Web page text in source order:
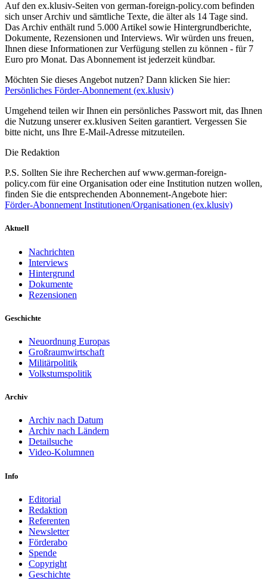
Auf den ex.klusiv-Seiten von german-foreign-policy.com befinden
sich unser Archiv und sämtliche Texte, die älter als 14 Tage sind.
Das Archiv enthält rund 5.000 Artikel sowie Hintergrundberichte,
Dokumente, Rezensionen und Interviews. Wir würden uns freuen,
Ihnen diese Informationen zur Verfügung stellen zu können - für 7
Euro pro Monat. Das Abonnement ist jederzeit kündbar.
Möchten Sie dieses Angebot nutzen? Dann klicken Sie hier:
Persönliches Förder-Abonnement (ex.klusiv)
Umgehend teilen wir Ihnen ein persönliches Passwort mit, das Ihnen
die Nutzung unserer ex.klusiven Seiten garantiert. Vergessen Sie
bitte nicht, uns Ihre E-Mail-Adresse mitzuteilen.
Die Redaktion
P.S. Sollten Sie ihre Recherchen auf www.german-foreign-
policy.com für eine Organisation oder eine Institution nutzen wollen,
finden Sie die entsprechenden Abonnement-Angebote hier:
Förder-Abonnement Institutionen/Organisationen (ex.klusiv)
Aktuell
Nachrichten
Interviews
Hintergrund
Dokumente
Rezensionen
Geschichte
Neuordnung Europas
Großraumwirtschaft
Militärpolitik
Volkstumspolitik
Archiv
Archiv nach Datum
Archiv nach Ländern
Detailsuche
Video-Kolumnen
Info
Editorial
Redaktion
Referenten
Newsletter
Förderabo
Spende
Copyright
Geschichte